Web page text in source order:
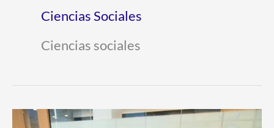
Ciencias Sociales
Ciencias sociales
INNTED